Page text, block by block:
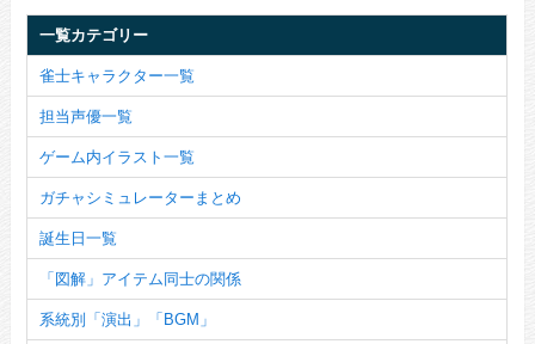
一覧カテゴリー
雀士キャラクター一覧
担当声優一覧
ゲーム内イラスト一覧
ガチャシミュレーターまとめ
誕生日一覧
「図解」アイテム同士の関係
系統別「演出」「BGM」